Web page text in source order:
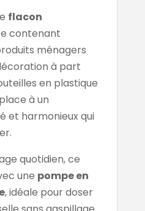
flacon
contenant
ménagers
à part
en plastique
à un
et harmonieux qui
quotidien, ce
une pompe en
, idéale pour doser